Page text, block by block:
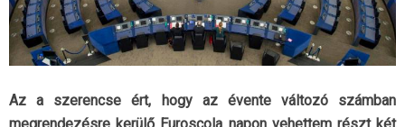
Az a szerencse ért, hogy az évente változó számban